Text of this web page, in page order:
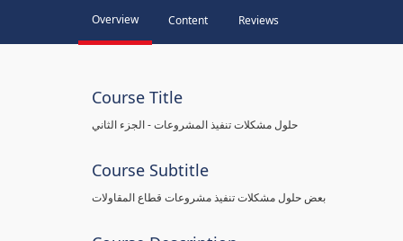
Overview Content Reviews
Course Title
حلول مشكلات تنفيذ المشروعات - الجزء الثاني
Course Subtitle
بعض حلول مشكلات تنفيذ مشروعات قطاع المقاولات